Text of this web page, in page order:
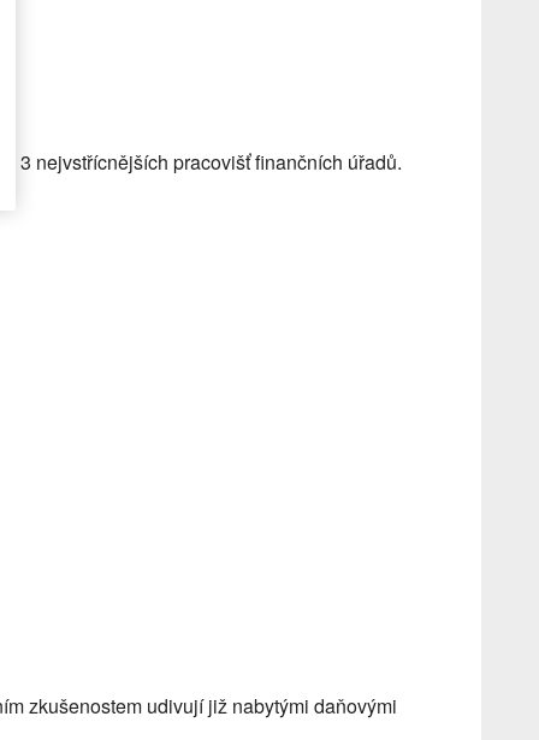
3 nejvstřícnějších pracovišť finančních úřadů.
zkušenostem udivují již nabytými daňovými